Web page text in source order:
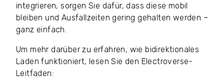
integrieren, sorgen Sie dafür, dass diese mobil
bleiben und Ausfallzeiten gering gehalten werden –
ganz einfach.
Um mehr darüber zu erfahren, wie bidirektionales
Laden funktioniert, lesen Sie den Electroverse-
Leitfaden: